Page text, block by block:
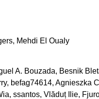
Mehdi El Oualy
A. Bouzada, Besnik
befag74614, Agnieszka
ssantos, Vlăduț Ilie,